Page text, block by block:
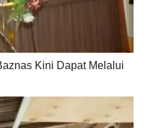
Kini Dapat Melalui